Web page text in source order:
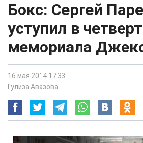
Бокс: Сергей
уступил в
мемориала
16 мая 2014 17:33
Гулиза Авазова